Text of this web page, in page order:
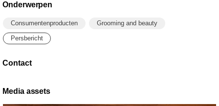
Onderwerpen
Consumentenproducten Grooming and beauty
Persbericht
Contact
Media assets